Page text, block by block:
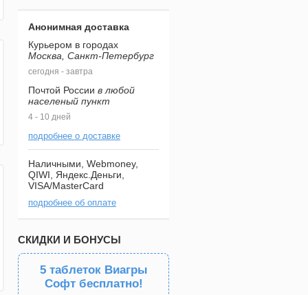
Анонимная доставка
Курьером в городах
Москва, Санкт-Петербург
сегодня - завтра
Почтой России в любой
населеный пункт
4 - 10 дней
подробнее о доставке
Наличными, Webmoney,
QIWI, Яндекс.Деньги,
VISA/MasterCard
подробнее об оплате
СКИДКИ И БОНУСЫ
5 таблеток Виагры
Софт бесплатно!